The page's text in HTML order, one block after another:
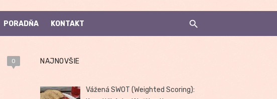
PORADŇA KONTAKT
0 NAJNOVŠIE
Vážená SWOT (Weighted Scoring):